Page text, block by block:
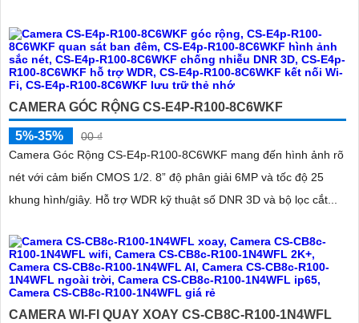
CAMERA GÓC RỘNG CS-E4P-R100-8C6WKF
5%-35%
00 ₫
Camera Góc Rộng CS-E4p-R100-8C6WKF mang đến hình ảnh rõ
nét với cảm biến CMOS 1/2. 8” độ phân giải 6MP và tốc độ 25
khung hình/giây. Hỗ trợ WDR kỹ thuật số DNR 3D và bộ lọc cắt...
CAMERA WI-FI QUAY XOAY CS-CB8C-R100-1N4WFL